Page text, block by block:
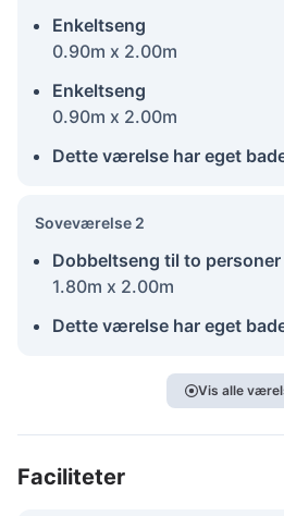
Enkeltseng
0.90m x 2.00m
Enkeltseng
0.90m x 2.00m
Dette værelse har eget
Soveværelse 2
Dobbeltseng til to personer
1.80m x 2.00m
Dette værelse har eget
Vis alle
Faciliteter